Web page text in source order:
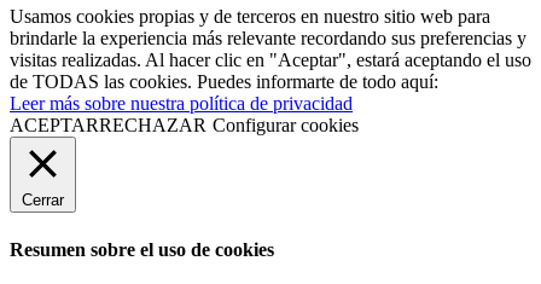
Usamos cookies propias y de terceros en nuestro sitio web para
brindarle la experiencia más relevante recordando sus preferencias y
visitas realizadas. Al hacer clic en "Aceptar", estará aceptando el uso
de TODAS las cookies. Puedes informarte de todo aquí:
Leer más sobre nuestra política de privacidad
ACEPTARRECHAZAR Configurar cookies
Cerrar
Resumen sobre el uso de cookies